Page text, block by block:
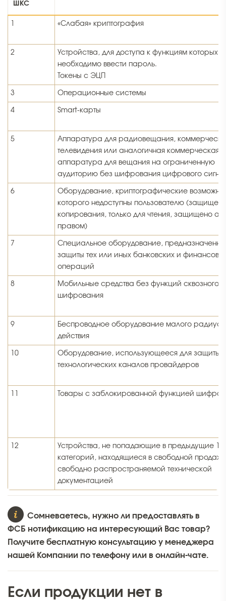
ШКС
«Слабая» криптография
2
Устройства, для доступа к функциям которых
необходимо ввести пароль.
Токены с ЭЦП
3 Операционные системы
4 Smart-карты
5
Аппаратура для радиовещания,
телевидения или аналогичная коммерческая
аппаратура для вещания на ограниченную
аудиторию без шифрования цифрового
6
Оборудование, криптографические
которого недоступны пользователю
копирования, только для чтения, защищено
правом)
7
Специальное оборудование,
защиты тех или иных банковских и
операций
8
Мобильные средства без функций сквозного
шифрования
9
Беспроводное оборудование малого радиуса
действия
10
Оборудование, использующееся для защиты
технологических каналов провайдеров
Товары с заблокированной функцией
12
Устройства, не попадающие в предыдущие 11
категорий, находящиеся в свободной
свободно распространяемой технической
документацией
Сомневаетесь, нужно ли предоставлять в
ФСБ нотификацию на интересующий Вас товар?
Получите бесплатную консультацию у менеджера
нашей Компании по телефону или в онлайн-чате.
Если продукции нет в